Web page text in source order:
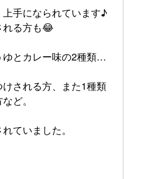
手になられています♪
れる方も😂
ゆとカレー味の2種類…
される方、また1種類
ど。
ていました。